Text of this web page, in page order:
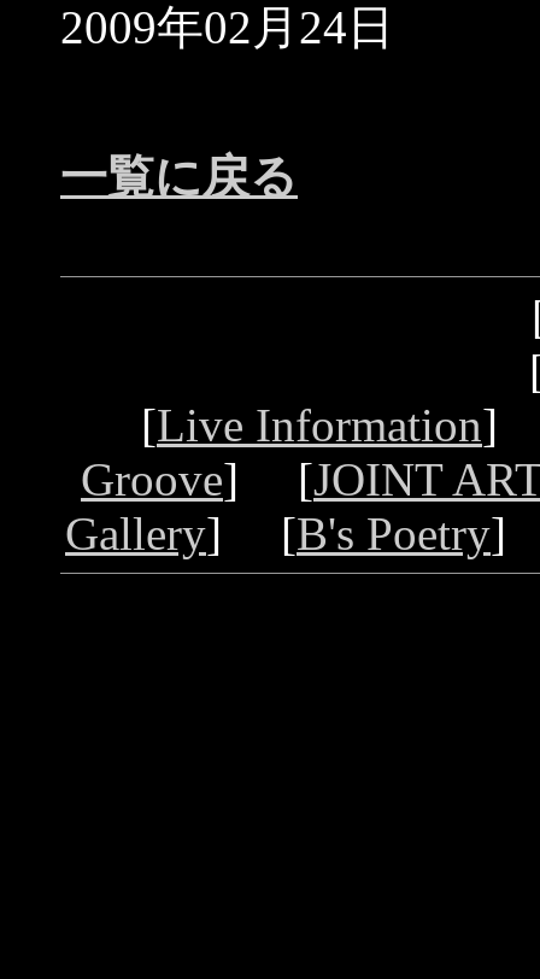
2009年02月24日
一覧に戻る
[Live Information]
Groove] [JOINT
Gallery] [B's Poetry]